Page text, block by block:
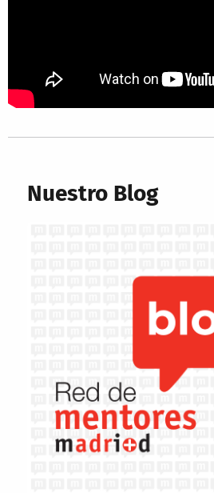
Nuestro Blog